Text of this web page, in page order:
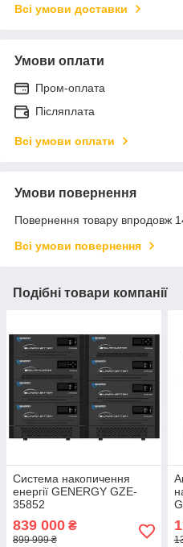
Всі умови доставки
Умови оплати
Пром-оплата
Післяплата
Всі умови оплати
Умови повернення
Повернення товару впродовж
Всі умови повернення
Подібні товари компанії
Система накопичення
енергії GENERGY GZE-
35852
839 000 ₴
899 999 ₴